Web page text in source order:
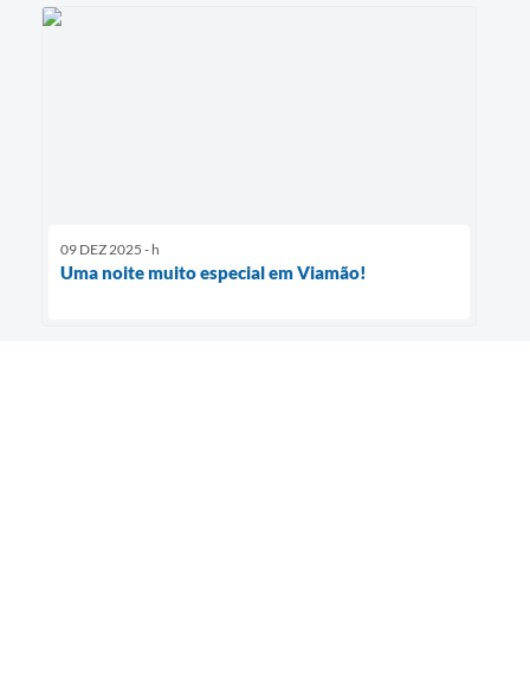
09 DEZ 2025 - h
Uma noite muito especial em Viamão!